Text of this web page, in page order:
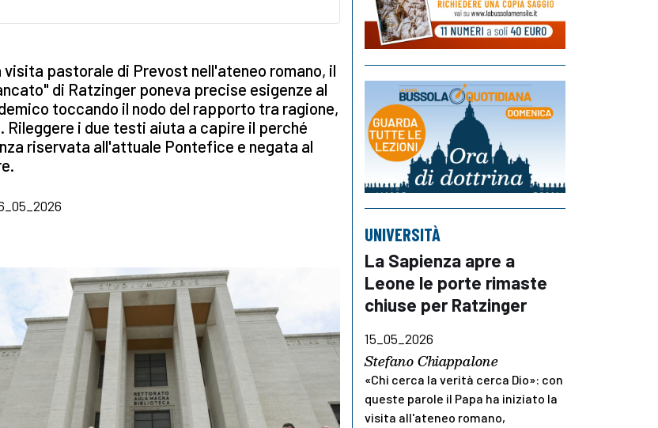
pastorale di Prevost nell'ateneo romano, il
di Ratzinger poneva precise esigenze al
toccando il nodo del rapporto tra ragione,
Rileggere i due testi aiuta a capire il perché
riservata all'attuale Pontefice e negata al
UNIVERSITÀ
La Sapienza apre a
Leone le porte rimaste
chiuse per Ratzinger
15_05_2026
Stefano Chiappalone
«Chi cerca la verità cerca Dio»: con
queste parole il Papa ha iniziato la
visita all'ateneo romano,